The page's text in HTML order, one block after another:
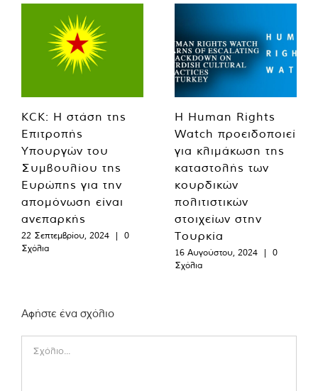
KCK: Η στάση της
Επιτροπής
Υπουργών του
Συμβουλίου της
Ευρώπης για την
απομόνωση είναι
ανεπαρκής
22 Σεπτεμβρίου, 2024 |
0
Σχόλια
Η Human Rights
Watch προειδοποιεί
για κλιμάκωση της
καταστολής των
κουρδικών
πολιτιστικών
στοιχείων στην
Τουρκία
16 Αυγούστου, 2024 |
0
Σχόλια
Αφήστε ένα σχόλιο